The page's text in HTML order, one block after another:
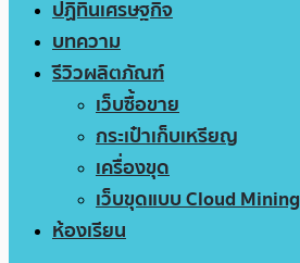
ปฏิทินเศรษฐกิจ
บทความ
รีวิวผลิตภัณฑ์
เว็บซื้อขาย
กระเป๋าเก็บเหรียญ
เครื่องขุด
เว็บขุดแบบ Cloud Mining
ห้องเรียน